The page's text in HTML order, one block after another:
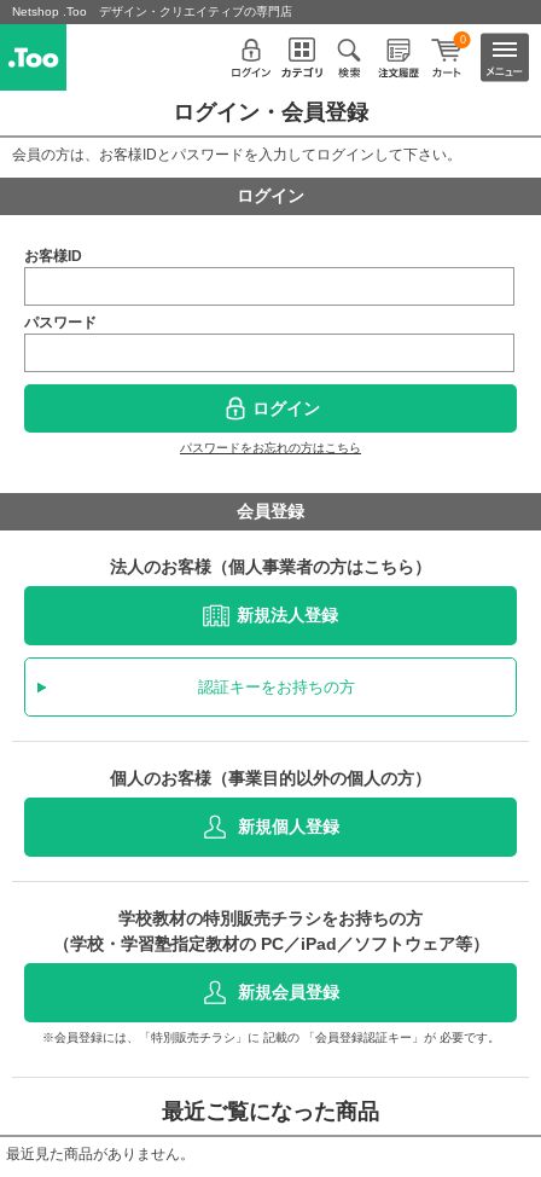
Netshop .Too デザイン・クリエイティブの専門店
0
ログイン・会員登録
会員の方は、お客様IDとパスワードを入力してログインして下さい。
ログイン
お客様ID
パスワード
ログイン
パスワードをお忘れの方はこちら
会員登録
法人のお客様（個人事業者の方はこちら）
新規法人登録
認証キーをお持ちの方
個人のお客様（事業目的以外の個人の方）
新規個人登録
学校教材の特別販売チラシをお持ちの方
（学校・学習塾指定教材の PC／iPad／ソフトウェア等）
新規会員登録
※会員登録には、「特別販売チラシ」に 記載の 「会員登録認証キー」が 必要です。
最近ご覧になった商品
最近見た商品がありません。